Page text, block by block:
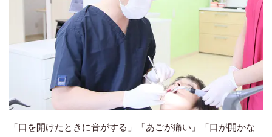
「口を開けたときに音がする」「あごが痛い」「口が開かな